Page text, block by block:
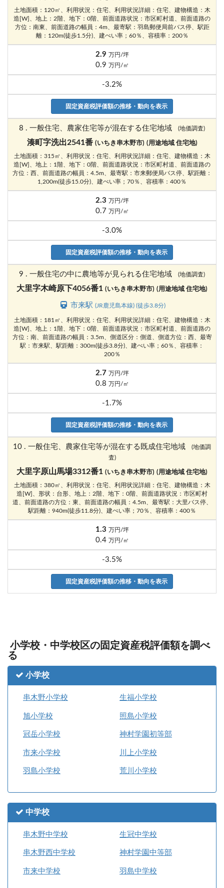
土地面積：120㎡、利用状況：住宅、利用状況詳細：住宅、建物構造：木
造[W]、地上：2階、地下：0階、前面道路状況：市区町村道、前面道路の
方位：南東、前面道路の幅員：4m、最寄駅：羽島郵便局前バス停、駅距
離：120m(徒歩1.5分)、建ぺい率；60％、容積率：200％
2.9 万円/坪
0.9 万円/㎡
-3.2%
固定資産税評価額の推移・動向を表示
8 . 一般住宅、農家住宅等が混在する住宅地域 (地価調査)
湊町字洗出2541番 (いちき串木野市) (用途地域 住宅地)
土地面積：315㎡、利用状況：住宅、利用状況詳細：住宅、建物構造：木
造[W]、地上：1階、地下：0階、前面道路状況：市区町村道、前面道路の
方位：西、前面道路の幅員：4.5m、最寄駅：市来郵便局バス停、駅距離：
1,200m(徒歩15.0分)、建ぺい率；70％、容積率：400％
2.3 万円/坪
0.7 万円/㎡
-3.0%
固定資産税評価額の推移・動向を表示
9 . 一般住宅の中に農地等が見られる住宅地域 (地価調査)
大里字木崎原下4056番1 (いちき串木野市) (用途地域 住宅地)
市来駅 (JR鹿児島本線) (徒歩3.8分)
土地面積：181㎡、利用状況：住宅、利用状況詳細：住宅、建物構造：木
造[W]、地上：1階、地下：0階、前面道路状況：市区町村道、前面道路の
方位：南、前面道路の幅員：3.5m、側道区分：側道、側道方位：西、最寄
駅：市来駅、駅距離：300m(徒歩3.8分)、建ぺい率；60％、容積率：
200％
2.7 万円/坪
0.8 万円/㎡
-1.7%
固定資産税評価額の推移・動向を表示
10 . 一般住宅、農家住宅等が混在する既成住宅地域
(地価調
査)
大里字原山馬場3312番1 (いちき串木野市) (用途地域 住宅地)
土地面積：380㎡、利用状況：住宅、利用状況詳細：住宅、建物構造：木
造[W]、形状：台形、地上：2階、地下：0階、前面道路状況：市区町村
道、前面道路の方位：東、前面道路の幅員：4.5m、最寄駅：大里バス停、
駅距離：940m(徒歩11.8分)、建ぺい率；70％、容積率：400％
1.3 万円/坪
0.4 万円/㎡
-3.5%
固定資産税評価額の推移・動向を表示
小学校・中学校区の固定資産税評価額を調べ
る
小学校
串木野小学校 生福小学校
旭小学校 照島小学校
冠岳小学校 神村学園初等部
市来小学校 川上小学校
羽島小学校 荒川小学校
中学校
串木野中学校 生冠中学校
串木野西中学校 神村学園中等部
市来中学校 羽島中学校